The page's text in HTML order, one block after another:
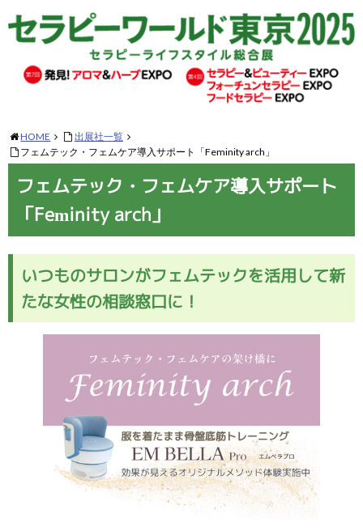
HOME
出展社一覧
フェムテック・フェムケア導入サポート「Feminity arch」
フェムテック・フェムケア導入サポート
「Feminity arch」
いつものサロンがフェムテックを活用して新
たな女性の相談窓口に！